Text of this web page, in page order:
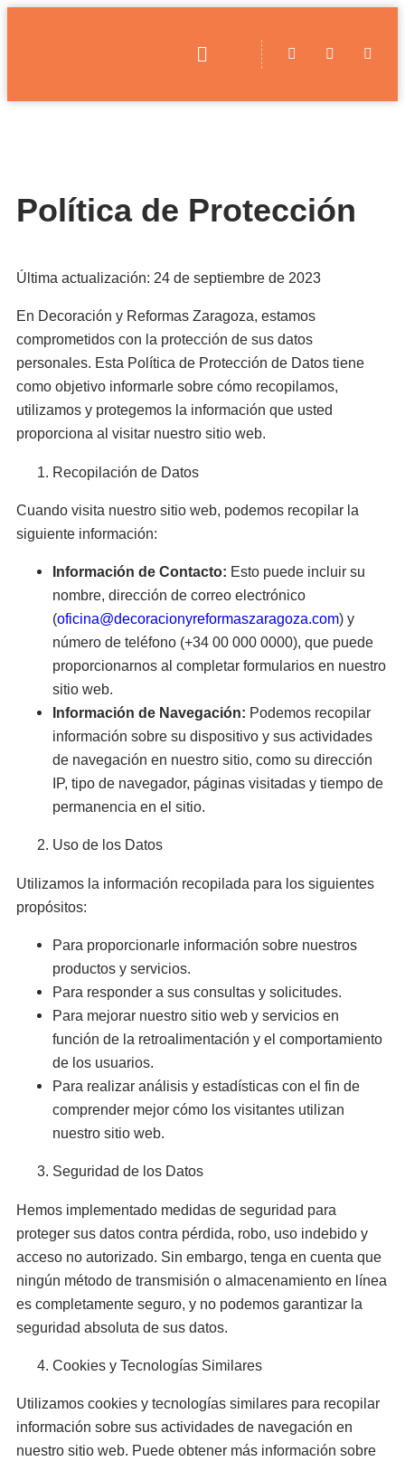
Política de Protección
Última actualización: 24 de septiembre de 2023
En Decoración y Reformas Zaragoza, estamos
comprometidos con la protección de sus datos
personales. Esta Política de Protección de Datos tiene
como objetivo informarle sobre cómo recopilamos,
utilizamos y protegemos la información que usted
proporciona al visitar nuestro sitio web.
Recopilación de Datos
Cuando visita nuestro sitio web, podemos recopilar la
siguiente información:
Información de Contacto: Esto puede incluir su
nombre, dirección de correo electrónico
(oficina@decoracionyreformaszaragoza.com) y
número de teléfono (+34 00 000 0000), que puede
proporcionarnos al completar formularios en nuestro
sitio web.
Información de Navegación: Podemos recopilar
información sobre su dispositivo y sus actividades
de navegación en nuestro sitio, como su dirección
IP, tipo de navegador, páginas visitadas y tiempo de
permanencia en el sitio.
Uso de los Datos
Utilizamos la información recopilada para los siguientes
propósitos:
Para proporcionarle información sobre nuestros
productos y servicios.
Para responder a sus consultas y solicitudes.
Para mejorar nuestro sitio web y servicios en
función de la retroalimentación y el comportamiento
de los usuarios.
Para realizar análisis y estadísticas con el fin de
comprender mejor cómo los visitantes utilizan
nuestro sitio web.
Seguridad de los Datos
Hemos implementado medidas de seguridad para
proteger sus datos contra pérdida, robo, uso indebido y
acceso no autorizado. Sin embargo, tenga en cuenta que
ningún método de transmisión o almacenamiento en línea
es completamente seguro, y no podemos garantizar la
seguridad absoluta de sus datos.
Cookies y Tecnologías Similares
Utilizamos cookies y tecnologías similares para recopilar
información sobre sus actividades de navegación en
nuestro sitio web. Puede obtener más información sobre